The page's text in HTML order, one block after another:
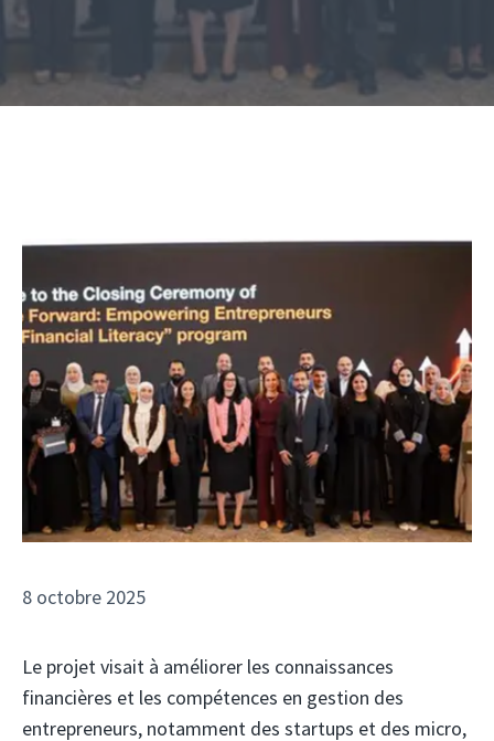
8 octobre 2025
Le projet visait à améliorer les connaissances
financières et les compétences en gestion des
entrepreneurs, notamment des startups et des micro,